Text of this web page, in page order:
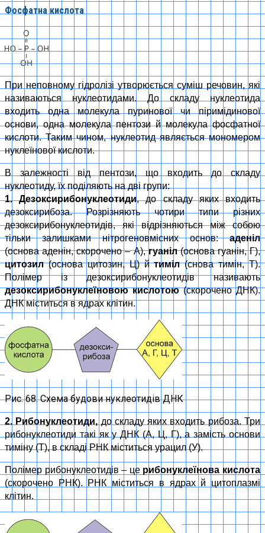
Фосфатна кислота
При неповному гідролізі утворюється суміш речовин, які
називаються нуклеотидами. До складу нуклеотида
входить одна молекула пуринової чи піримідинової
основи, одна молекула пентози й молекула фосфатної
кислоти. Таким чином, нуклеотид являється мономером
нуклеїнової кислоти.
В залежності від пентози, що входить до складу
нуклеотиду, їх поділяють на дві групи:
1. Дезоксирибонуклеотиди, до складу яких входить
дезоксирибоза. Розрізняють чотири типи різних
дезоксирибонуклеотидів, які відрізняються між собою
тільки залишками нітрогеновмісних основ:аденіл
(основа аденін, скорочено – А),гуаніл(основа гуанін, Г),
цитозил(основа цитозин, Ц) йтиміл(снова тимін, Т).
Полімер із дезоксирибонуклеотидів називають
дезоксирибонуклеїновою кислотою(скорочено ДНК).
ДНК міститься в ядрах клітин.
Рис. 68. Схема будови нуклеотидів ДНК
2. Рибонуклеотиди, до складу яких входить рибоза. Три
рибонуклеотиди такі як у ДНК (А, Ц, Г), а замість основи
тиміну (Т), в складі РНК міститься урацил (У).
Полімер рибонуклеотидів – це рибонуклеїнова кислота
(скорочено РНК). РНК міститься в ядрах й цитоплазмі
клітин.